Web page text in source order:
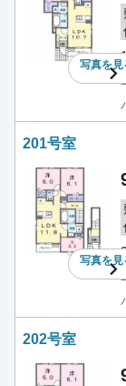
写真を見
201号室
写真を見
202号室